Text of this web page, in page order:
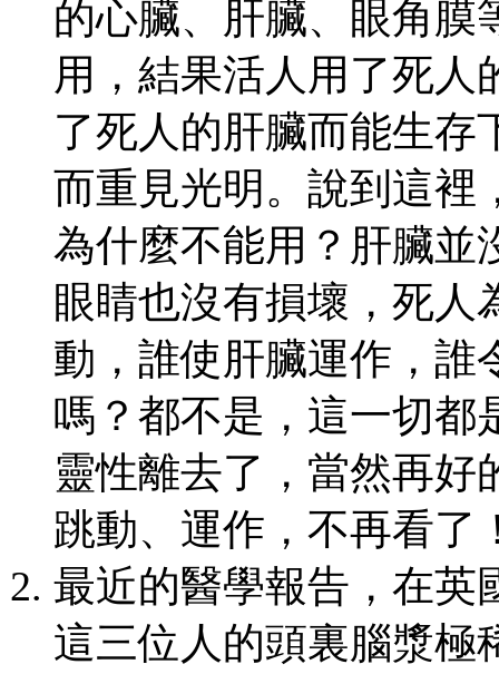
的心臟、肝臟、眼角膜
用，結果活人用了死人
了死人的肝臟而能生存
而重見光明。說到這裡
為什麼不能用？肝臟並
眼睛也沒有損壞，死人
動，誰使肝臟運作，誰
嗎？都不是，這一切都
靈性離去了，當然再好
跳動、運作，不再看了
最近的醫學報告，在英
這三位人的頭裏腦漿極